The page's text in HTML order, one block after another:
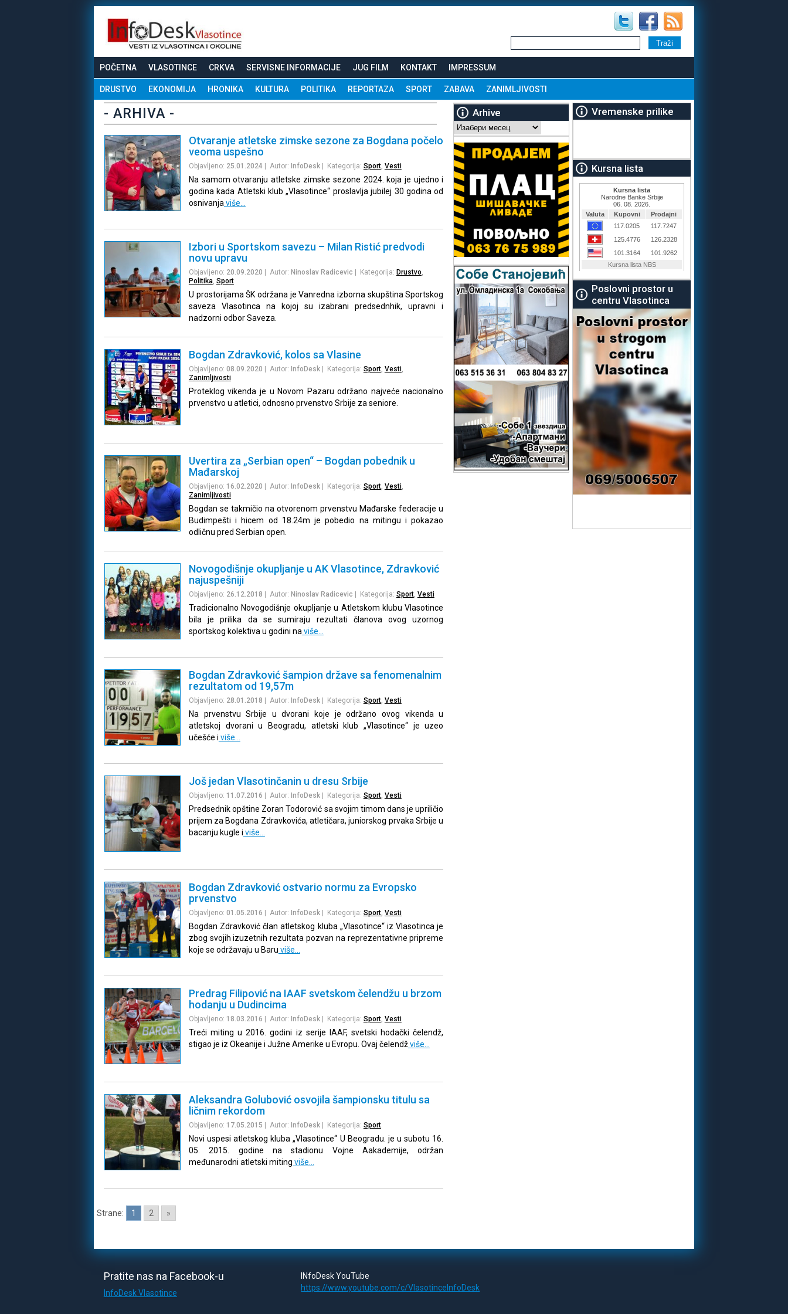
POČETNA VLASOTINCE CRKVA SERVISNE INFORMACIJE JUG FILM KONTAKT IMPRESSUM
DRUSTVO EKONOMIJA HRONIKA KULTURA POLITIKA REPORTAZA SPORT ZABAVA ZANIMLJIVOSTI
- ARHIVA -
Otvaranje atletske zimske sezone za Bogdana počelo
veoma uspešno
Objavljeno: 25.01.2024 | Autor: InfoDesk| Kategorija: Sport, Vesti
Na samom otvaranju atletske zimske sezone 2024. koja je ujedno i
godina kada Atletski klub „Vlasotince“ proslavlja jubilej 30 godina od
osnivanja više…
Izbori u Sportskom savezu – Milan Ristić predvodi
novu upravu
Objavljeno: 20.09.2020 | Autor: Ninoslav Radicevic | Kategorija: Drustvo,
Politika, Sport
U prostorijama ŠK održana je Vanredna izborna skupština Sportskog
saveza Vlasotinca na kojoj su izabrani predsednhik, upravni i
nadzorni odbor Saveza.
Bogdan Zdravković, kolos sa Vlasine
Objavljeno: 08.09.2020 | Autor: InfoDesk| Kategorija: Sport, Vesti,
Zanimljivosti
Proteklog vikenda je u Novom Pazaru održano najveće nacionalno
prvenstvo u atletici, odnosno prvenstvo Srbije za seniore.
Uvertira za „Serbian open“ – Bogdan pobednik u
Mađarskoj
Objavljeno: 16.02.2020 | Autor: InfoDesk| Kategorija: Sport, Vesti,
Zanimljivosti
Bogdan se takmičio na otvorenom prvenstvu Mađarske federacije u
Budimpešti i hicem od 18.24m je pobedio na mitingu i pokazao
odličnu pred Serbian open.
Novogodišnje okupljanje u AK Vlasotince, Zdravković
najuspešniji
Objavljeno: 26.12.2018 | Autor: Ninoslav Radicevic | Kategorija: Sport, Vesti
Tradicionalno Novogodišnje okupljanje u Atletskom klubu Vlasotince
bila je prilika da se sumiraju rezultati članova ovog uzornog
sportskog kolektiva u godini na više…
Bogdan Zdravković šampion države sa fenomenalnim
rezultatom od 19,57m
Objavljeno: 28.01.2018 | Autor: InfoDesk| Kategorija: Sport, Vesti
Na prvenstvu Srbije u dvorani koje je održano ovog vikenda u
atletskoj dvorani u Beogradu, atletski klub „Vlasotince“ je uzeo
učešće i više…
Još jedan Vlasotinčanin u dresu Srbije
Objavljeno: 11.07.2016 | Autor: InfoDesk| Kategorija: Sport, Vesti
Predsednik opštine Zoran Todorović sa svojim timom dans je upriličio
prijem za Bogdana Zdravkovića, atletičara, juniorskog prvaka Srbije u
bacanju kugle i više…
Bogdan Zdravković ostvario normu za Evropsko
prvenstvo
Objavljeno: 01.05.2016 | Autor: InfoDesk| Kategorija: Sport, Vesti
Bogdan Zdravković član atletskog kluba „Vlasotince“ iz Vlasotinca je
zbog svojih izuzetnih rezultata pozvan na reprezentativne pripreme
koje se održavaju u Baru više…
Predrag Filipović na IAAF svetskom čelendžu u brzom
hodanju u Dudincima
Objavljeno: 18.03.2016 | Autor: InfoDesk| Kategorija: Sport, Vesti
Treći miting u 2016. godini iz serije IAAF, svetski hodački čelendž,
stigao je iz Okeanije i Južne Amerike u Evropu. Ovaj čelendžviše…
Aleksandra Golubović osvojila šampionsku titulu sa
ličnim rekordom
Objavljeno: 17.05.2015 | Autor: InfoDesk| Kategorija: Sport
Novi uspesi atletskog kluba „Vlasotince“ U Beogradu. je u subotu 16.
05. 2015. godine na stadionu Vojne Aakademije, održan
međunarodni atletski miting više…
Strane: 1 2 »
Arhive
Arhive
Vremenske prilike
Kursna lista
Poslovni prostor u
centru Vlasotinca
Pratite nas na Facebook-u
InfoDesk Vlasotince
INfoDesk YouTube
https://www.youtube.com/c/VlasotinceInfoDesk